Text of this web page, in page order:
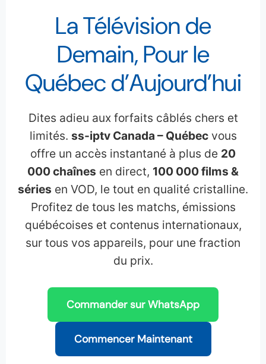
La Télévision de
Demain, Pour le
Québec d’Aujourd’hui
Dites adieu aux forfaits câblés chers et
limités. ss-iptv Canada – Québecvous
offre un accès instantané à plus de 20
000 chaînes en direct, 100 000 films &
séries en VOD, le tout en qualité cristalline.
Profitez de tous les matchs, émissions
québécoises et contenus internationaux,
sur tous vos appareils, pour une fraction
du prix.
Commander sur WhatsApp
Commencer Maintenant